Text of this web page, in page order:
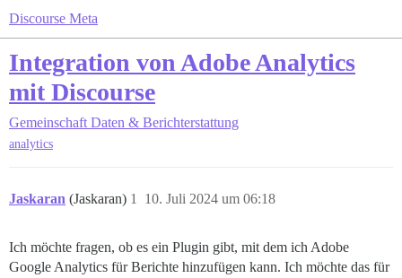
Discourse Meta
Integration von Adobe Analytics
mit Discourse
Gemeinschaft Daten & Berichterstattung
analytics
Jaskaran (Jaskaran) 10. Juli 2024 um 06:18
1
Ich möchte fragen, ob es ein Plugin gibt, mit dem ich Adobe
Google Analytics für Berichte hinzufügen kann. Ich möchte das für